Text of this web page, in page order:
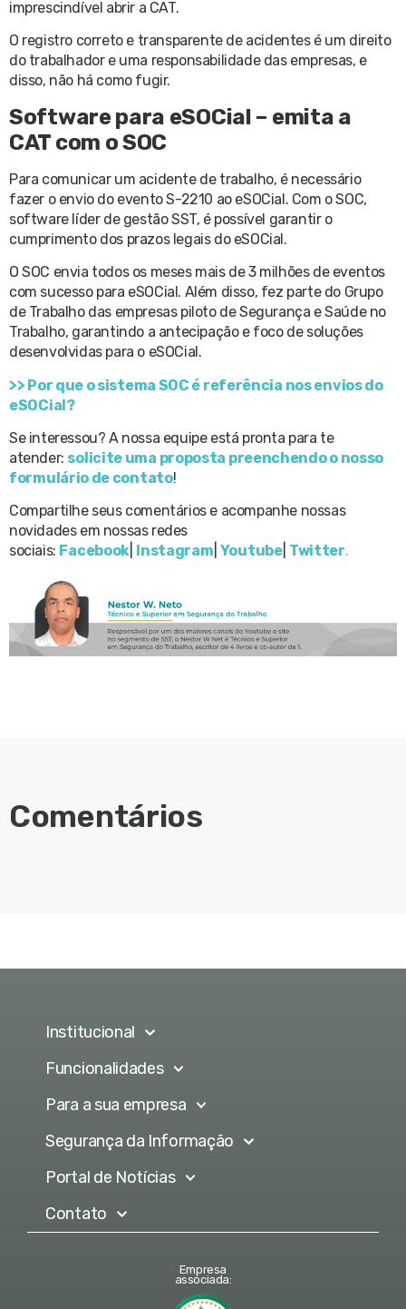
imprescindível abrir a CAT.
O registro correto e transparente de acidentes é um direito
do trabalhador e uma responsabilidade das empresas, e
disso, não há como fugir.
Software para eSOCial – emita a
CAT com o SOC
Para comunicar um acidente de trabalho, é necessário
fazer o envio do evento S-2210 ao eSOCial. Com o SOC,
software líder de gestão SST, é possível garantir o
cumprimento dos prazos legais do eSOCial.
O SOC envia todos os meses mais de 3 milhões de eventos
com sucesso para eSOCial. Além disso, fez parte do Grupo
de Trabalho das empresas piloto de Segurança e Saúde no
Trabalho, garantindo a antecipação e foco de soluções
desenvolvidas para o eSOCial.
>> Por que o sistema SOC é referência nos envios do
eSOCial?
Se interessou? A nossa equipe está pronta para te
atender: solicite uma proposta preenchendo o nosso
formulário de contato!
Compartilhe seus comentários e acompanhe nossas
novidades em nossas redes
sociais: Facebook Instagram Youtube| Twitter.
Comentários
Institucional
Funcionalidades
Para a sua empresa
Segurança da Informação
Portal de Notícias
Contato
Empresa
associada: